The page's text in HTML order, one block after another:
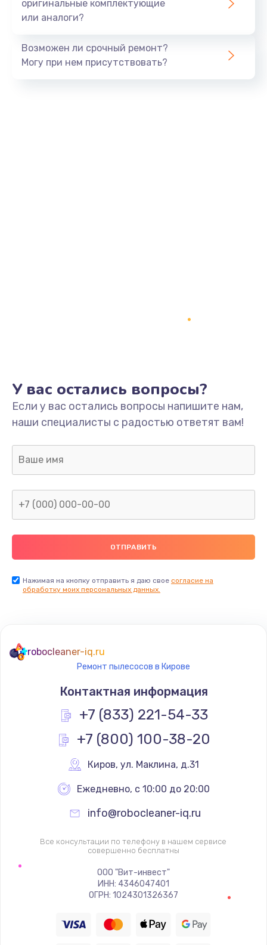
оригинальные комплектующие
или аналоги?
Возможен ли срочный ремонт?
Могу при нем присутствовать?
У вас остались вопросы?
Если у вас остались вопросы напишите нам,
наши специалисты с радостью ответят вам!
Нажимая на кнопку отправить я даю свое согласие на
обработку моих персональных данных.
robocleaner-iq.ru
Ремонт пылесосов в Кирове
Контактная информация
+7 (833) 221-54-33
+7 (800) 100-38-20
Киров, ул. Маклина, д.31
Ежедневно, с 10:00 до 20:00
info@robocleaner-iq.ru
Все консультации по телефону в нашем сервисе
совершенно бесплатны
ООО "Вит-инвест"
ИНН: 4346047401
ОГРН: 1024301326367